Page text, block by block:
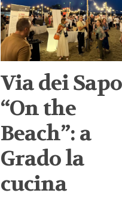
Via dei
“On the
Beach”: a
Grado la
cucina